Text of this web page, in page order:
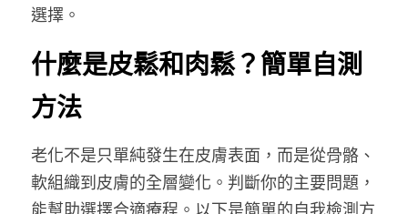
選擇。
什麼是皮鬆和肉鬆？簡單自測
方法
老化不是只單純發生在皮膚表面，而是從骨骼、
軟組織到皮膚的全層變化。判斷你的主要問題，
能幫助選擇合適療程。以下是簡單的自我檢測方